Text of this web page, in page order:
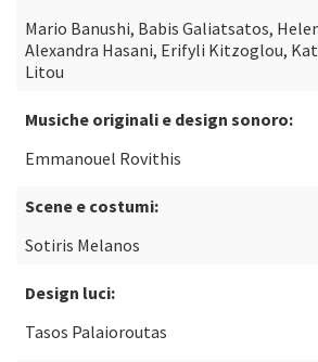
Mario Banushi, Babis Galiatsatos,
Alexandra Hasani, Erifyli Kitzoglou,
Litou
Musiche originali e design sonoro:
Emmanouel Rovithis
Scene e costumi:
Sotiris Melanos
Design luci:
Tasos Palaioroutas